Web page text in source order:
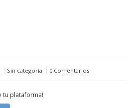
Sin categoría 0 Comentarios
tu plataforma!